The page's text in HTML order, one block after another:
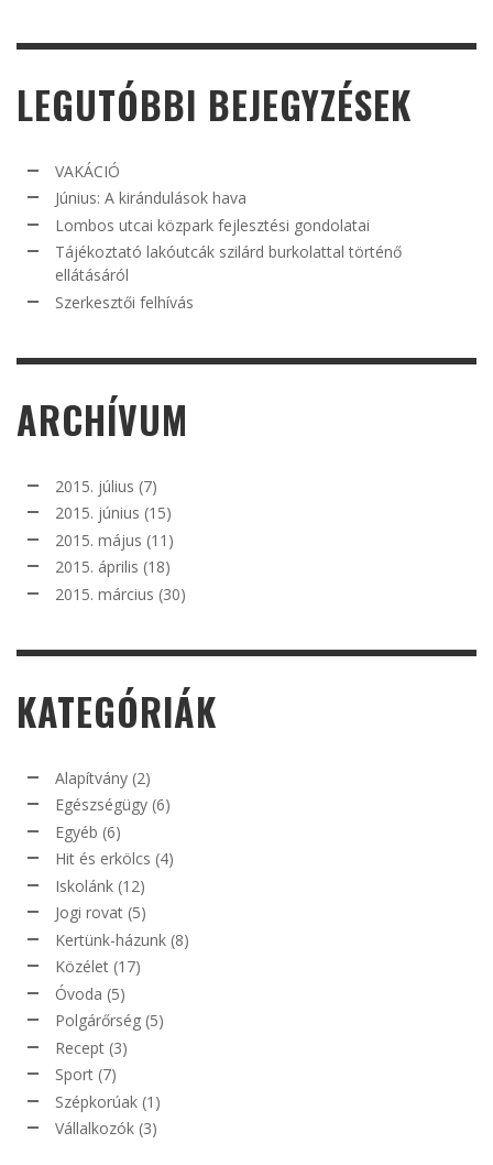
LEGUTÓBBI BEJEGYZÉSEK
VAKÁCIÓ
Június: A kirándulások hava
Lombos utcai közpark fejlesztési gondolatai
Tájékoztató lakóutcák szilárd burkolattal történő
ellátásáról
Szerkesztői felhívás
ARCHÍVUM
2015. július (7)
2015. június (15)
2015. május (11)
2015. április (18)
2015. március (30)
KATEGÓRIÁK
Alapítvány (2)
Egészségügy (6)
Egyéb (6)
Hit és erkölcs (4)
Iskolánk (12)
Jogi rovat (5)
Kertünk-házunk (8)
Közélet (17)
Óvoda (5)
Polgárőrség (5)
Recept (3)
Sport (7)
Szépkorúak (1)
Vállalkozók (3)